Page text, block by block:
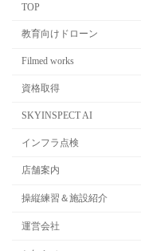
TOP
教育向けドローン
Filmed works
資格取得
SKYINSPECT AI
インフラ点検
店舗案内
操縦練習＆施設紹介
運営会社